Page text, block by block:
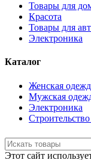
Товары для
Красота
Товары для
Электроника
Каталог
Женская
Мужская
Электроника
Этот сайт